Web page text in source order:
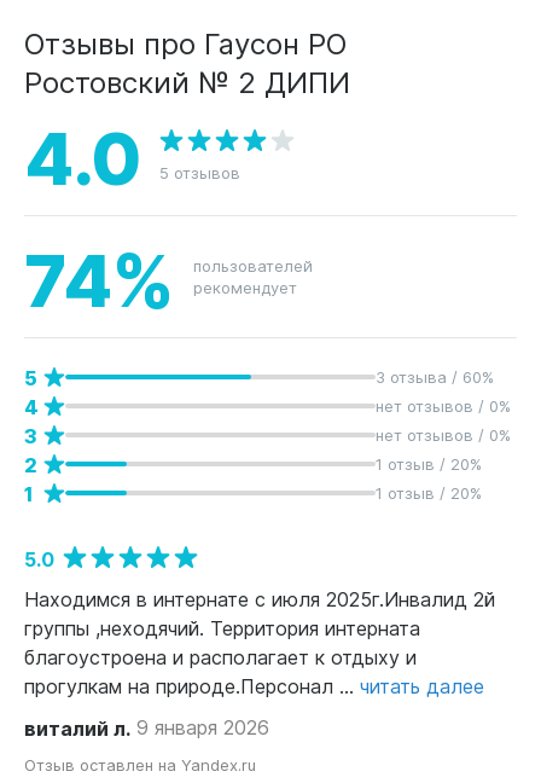
Отзывы про Гаусон РО
Ростовский № 2 ДИПИ
4.0 5 отзывов
74%
пользователей
рекомендует
5 3 отзыва / 60%
4 нет отзывов / 0%
3 нет отзывов / 0%
2 1 отзыв / 20%
1 1 отзыв / 20%
5.0
Находимся в интернате с июля 2025г.Инвалид 2й
группы ,неходячий. Территория интерната
благоустроена и располагает к отдыху и
прогулкам на природе.Персонал ... читать далее
виталий л. 9 января 2026
Отзыв оставлен на Yandex.ru